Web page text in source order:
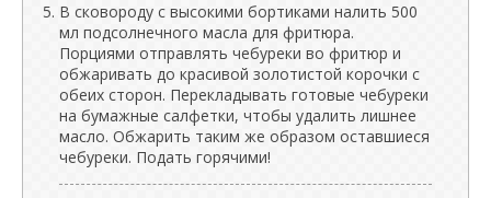
В сковороду с высокими бортиками налить 500
мл подсолнечного масла для фритюра.
Порциями отправлять чебуреки во фритюр и
обжаривать до красивой золотистой корочки с
обеих сторон. Перекладывать готовые чебуреки
на бумажные салфетки, чтобы удалить лишнее
масло. Обжарить таким же образом оставшиеся
чебуреки. Подать горячими!